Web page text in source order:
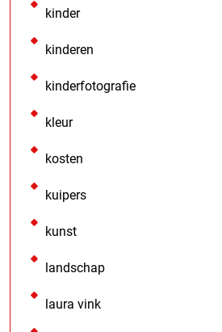
kinder
kinderen
kinderfotografie
kleur
kosten
kuipers
kunst
landschap
laura vink